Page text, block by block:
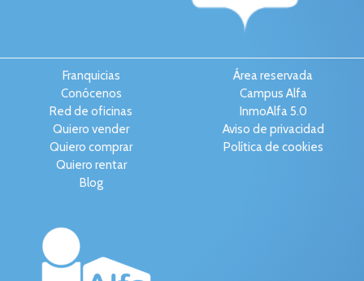
Franquicias
Conócenos
Red de oficinas
Quiero vender
Quiero comprar
Quiero rentar
Blog
Área reservada
Campus Alfa
InmoAlfa 5.0
Aviso de privacidad
Política de cookies